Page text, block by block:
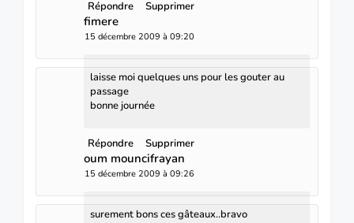
Répondre Supprimer
fimere
15 décembre 2009 à 09:20
laisse moi quelques uns pour les gouter au
passage
bonne journée
Répondre Supprimer
oum mouncifrayan
15 décembre 2009 à 09:26
surement bons ces gâteaux..bravo